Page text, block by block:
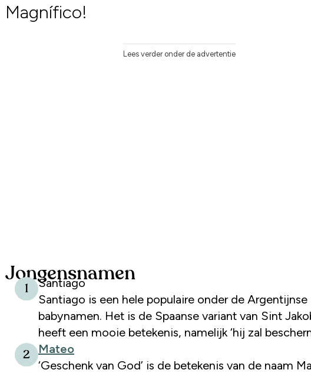
Magnífico!
Lees verder onder de advertentie
Jongensnamen
1
Santiago
Santiago is een hele populaire onder de Argentijnse
babynamen. Het is de Spaanse variant van Sint
heeft een mooie betekenis, namelijk ‘hij zal
2
Mateo
‘Geschenk van God’ is de betekenis van de naam